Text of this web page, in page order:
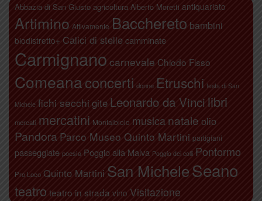
Abbazia di San Giusto agricoltura Alberto Moretti antiquariato
Artimino Attivamente Bacchereto bambini
biodistretto+ Calici di stelle camminate
Carmignano carnevale Chiodo Fisso
Comeanaconcerti donne Etruschi festa di San
Michele fichi secchi gite Leonardo da Vinci libri
mercati mercatini Montalbiolo musica natale olio
Pandora Parco Museo Quinto Martini partigiani
passeggiate poesia Poggio alla Malva Poggio dei colli Pontormo
Pro Loco Quinto Martini San MicheleSeano
teatro teatro in strada vino Visitazione